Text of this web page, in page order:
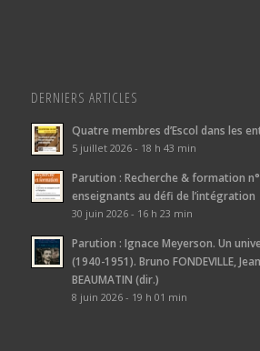
DERNIERS ARTICLES
Quatre membres d’Escol dans les
5 juillet 2026 - 18 h 43 min
Parution : Recherche & formation
enseignants au défi de l’intégration
30 juin 2026 - 16 h 23 min
Parution : Ignace Meyerson. Un
(1940-1951). Bruno FONDEVILLE,
BEAUMATIN (dir.)
8 juin 2026 - 19 h 01 min